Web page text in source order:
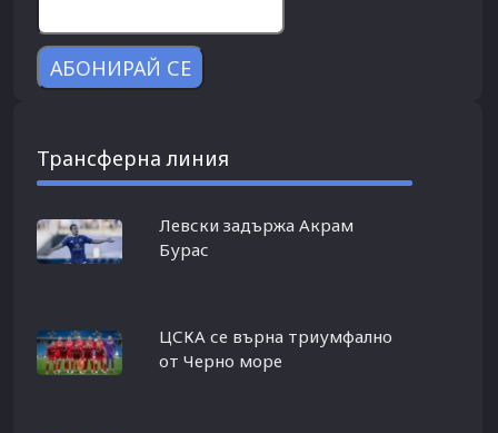
Трансферна линия
Левски задържа Акрам
Бурас
ЦСКА се върна триумфално
от Черно море